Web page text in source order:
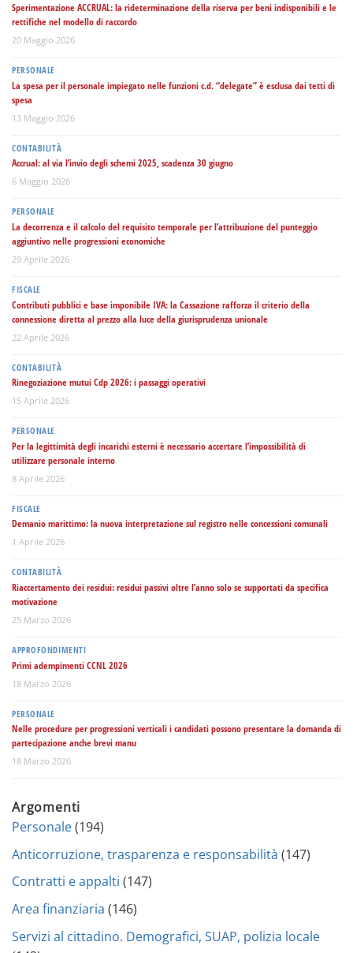
Sperimentazione ACCRUAL: la rideterminazione della riserva per beni indisponibili e le
rettifiche nel modello di raccordo
20 Maggio 2026
PERSONALE
La spesa per il personale impiegato nelle funzioni c.d. “delegate” è esclusa dai tetti di
spesa
13 Maggio 2026
CONTABILITÀ
Accrual: al via l’invio degli schemi 2025, scadenza 30 giugno
6 Maggio 2026
PERSONALE
La decorrenza e il calcolo del requisito temporale per l’attribuzione del punteggio
aggiuntivo nelle progressioni economiche
29 Aprile 2026
FISCALE
Contributi pubblici e base imponibile IVA: la Cassazione rafforza il criterio della
connessione diretta al prezzo alla luce della giurisprudenza unionale
22 Aprile 2026
CONTABILITÀ
Rinegoziazione mutui Cdp 2026: i passaggi operativi
15 Aprile 2026
PERSONALE
Per la legittimità degli incarichi esterni è necessario accertare l’impossibilità di
utilizzare personale interno
8 Aprile 2026
FISCALE
Demanio marittimo: la nuova interpretazione sul registro nelle concessioni comunali
1 Aprile 2026
CONTABILITÀ
Riaccertamento dei residui: residui passivi oltre l’anno solo se supportati da specifica
motivazione
25 Marzo 2026
APPROFONDIMENTI
Primi adempimenti CCNL 2026
18 Marzo 2026
PERSONALE
Nelle procedure per progressioni verticali i candidati possono presentare la domanda di
partecipazione anche brevi manu
18 Marzo 2026
Argomenti
Personale(194)
Anticorruzione, trasparenza e responsabilità (147)
Contratti e appalti (147)
Area finanziaria (146)
Servizi al cittadino. Demografici, SUAP, polizia locale